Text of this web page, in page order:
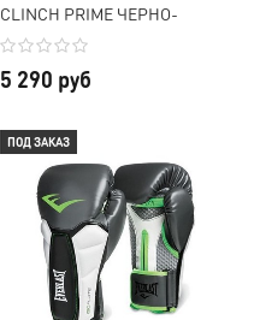
CLINCH PRIME ЧЕРНО-
СЕРЕБРИСТЫЕ
5 290 руб
ПОД ЗАКАЗ